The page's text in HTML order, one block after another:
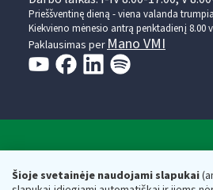
Šioje svetainėje naudojami slapukai
Prieššventinę dieną - viena valanda
Kiekvieno mėnesio antrą penktadienį 8.00
Paklausimas per Mano VMI
Respublikos finansų